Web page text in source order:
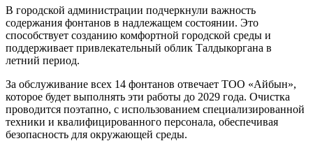
В городской администрации подчеркнули важность
содержания фонтанов в надлежащем состоянии. Это
способствует созданию комфортной городской среды и
поддерживает привлекательный облик Талдыкоргана в
летний период.
За обслуживание всех 14 фонтанов отвечает ТОО «Айбын»,
которое будет выполнять эти работы до 2029 года. Очистка
проводится поэтапно, с использованием специализированной
техники и квалифицированного персонала, обеспечивая
безопасность для окружающей среды.